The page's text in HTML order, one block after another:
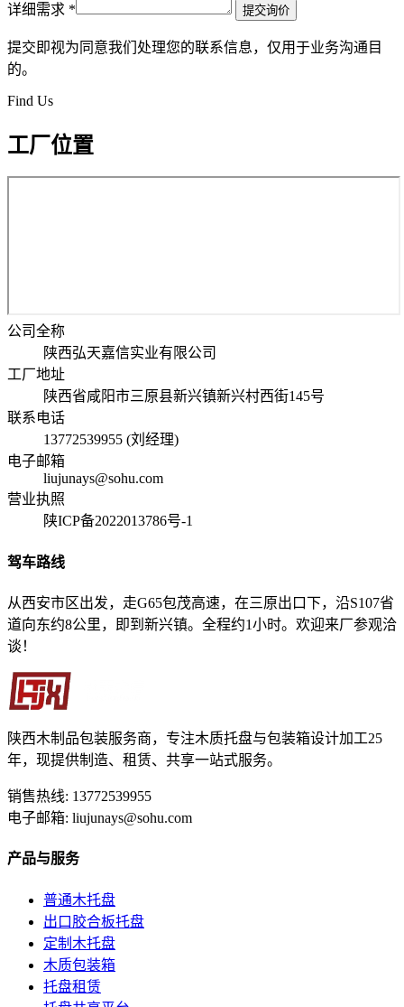
详细需求 * 提交询价
提交即视为同意我们处理您的联系信息，仅用于业务沟通目
的。
Find Us
工厂位置
公司全称
陕西弘天嘉信实业有限公司
工厂地址
陕西省咸阳市三原县新兴镇新兴村西街145号
联系电话
13772539955 (刘经理)
电子邮箱
liujunays@sohu.com
营业执照
陕ICP备2022013786号-1
驾车路线
从西安市区出发，走G65包茂高速，在三原出口下，沿S107省
道向东约8公里，即到新兴镇。全程约1小时。欢迎来厂参观洽
谈！
陕西木制品包装服务商，专注木质托盘与包装箱设计加工25
年，现提供制造、租赁、共享一站式服务。
销售热线: 13772539955
电子邮箱: liujunays@sohu.com
产品与服务
普通木托盘
出口胶合板托盘
定制木托盘
木质包装箱
托盘租赁